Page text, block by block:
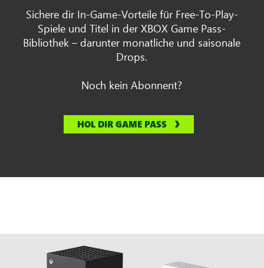
Sichere dir In-Game-Vorteile für Free-To-Play-
Spiele und Titel in der XBOX Game Pass-
Bibliothek – darunter monatliche und saisonale
Drops.
Noch kein Abonnent?
HOL DIR GAME PASS